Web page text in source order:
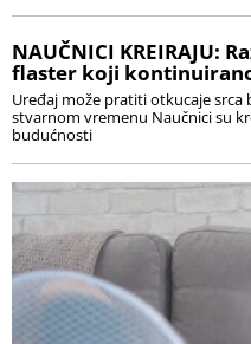
NAUČNICI KREIRAJU:
flaster koji
Uređaj može pratiti otkucaje
stvarnom vremenu Naučnici su
budućnosti